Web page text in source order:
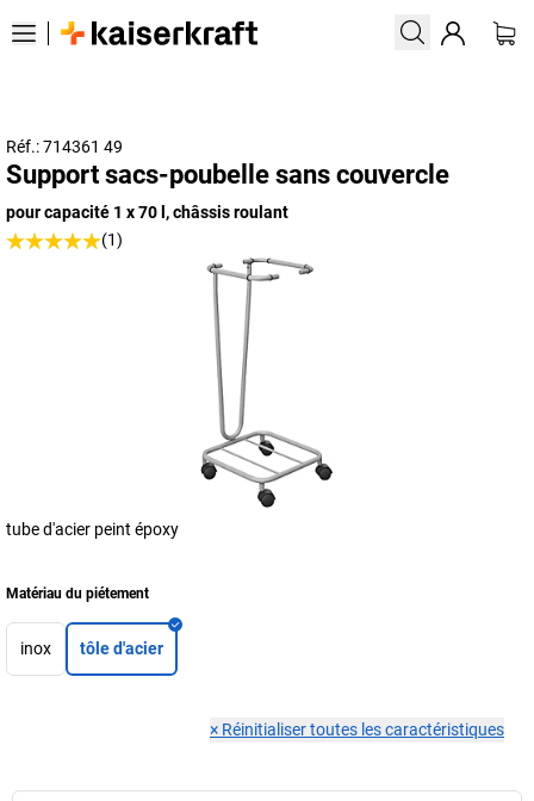
Réf.: 714361 49
Support sacs-poubelle sans couvercle
pour capacité 1 x 70 l, châssis roulant
(1)
tube d'acier peint époxy
Matériau du piétement
inox tôle d'acier
× Réinitialiser toutes les caractéristiques